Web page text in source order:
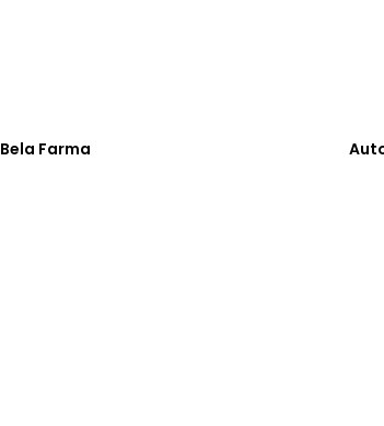
Bela Farma